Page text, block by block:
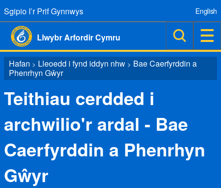
Sgipio I’r Prif Gynnwys
Llwybr Arfordir Cymru
English
Hafan > Lleoedd i fynd iddyn nhw > Bae Caerfyrddin a
Phenrhyn Gŵyr
Teithiau cerdded i
archwilio'r ardal - Bae
Caerfyrddin a Phenrhyn
Gŵyr